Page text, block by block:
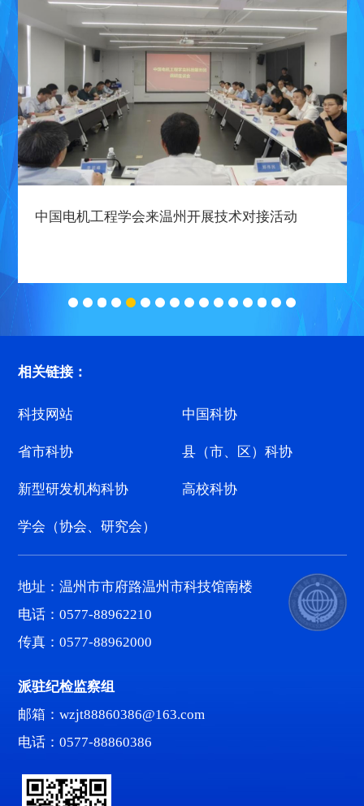
中国电机工程学会来温州开展技术对接活动
相关链接：
科技网站 中国科协
省市科协 县（市、区）科协
新型研发机构科协 高校科协
学会（协会、研究会）
地址：温州市市府路温州市科技馆南楼
电话：0577-88962210
传真：0577-88962000
派驻纪检监察组
邮箱：wzjt88860386@163.com
电话：0577-88860386